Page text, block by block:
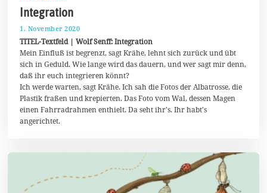
Integration
1. November 2020
.
N
o
v
e
m
b
e
r
TITEL-Textfeld | Wolf Senff: Integration
Mein Einfluß ist begrenzt, sagt Krähe, lehnt sich zurück und übt
sich in Geduld. Wie lange wird das dauern, und wer sagt mir denn,
daß ihr euch integrieren könnt?
Ich werde warten, sagt Krähe. Ich sah die Fotos der Albatrosse, die
Plastik fraßen und krepierten. Das Foto vom Wal, dessen Magen
einen Fahrradrahmen enthielt. Da seht ihr's. Ihr habt's
angerichtet.